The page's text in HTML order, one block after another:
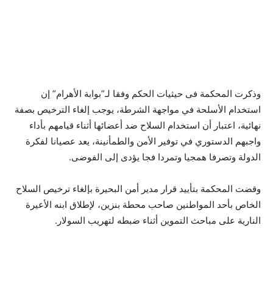
وذكرت المحكمة فى حيثيات الحكم وفقا لـ”بوابة الأهرام” إن
استخدام الأسلحة في مواجهة الشرطة، يوجب إلغاء الترخيص بصفة
نهائية، اعتبار أن استخدام السلاح ضد أعضائها أثناء قيامهم بأداء
واجبهم الدستوري في توفير الأمن والطمأنينة، يعد عصيانا لفكرة
الدولة وتصرفا همجيا وتمردا فجا يؤدى إلى الفوضى.
وقضت المحكمة بتأييد قرار مدير أمن البحيرة بإلغاء ترخيص السلاح
الخاص بأحد المواطنين صاحب محطة بنزين، لإطلاق ابنه الأعيرة
النارية على مباحث التموين أثناء ضبطه لتهريب السولار.